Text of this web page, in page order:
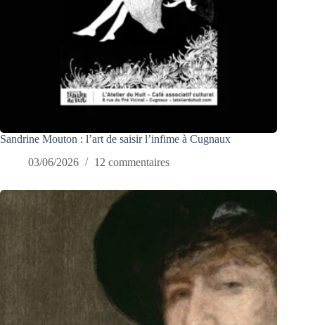
Sandrine Mouton : l’art de saisir l’infime à Cugnaux
03/06/2026
12 commentaires